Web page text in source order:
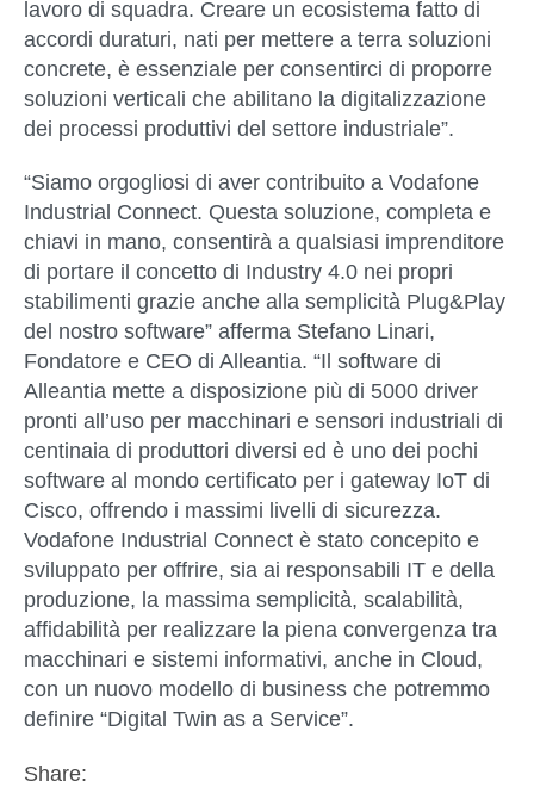
lavoro di squadra. Creare un ecosistema fatto di
accordi duraturi, nati per mettere a terra soluzioni
concrete, è essenziale per consentirci di proporre
soluzioni verticali che abilitano la digitalizzazione
dei processi produttivi del settore industriale”.
“Siamo orgogliosi di aver contribuito a Vodafone
Industrial Connect. Questa soluzione, completa e
chiavi in mano, consentirà a qualsiasi imprenditore
di portare il concetto di Industry 4.0 nei propri
stabilimenti grazie anche alla semplicità Plug&Play
del nostro software” afferma Stefano Linari,
Fondatore e CEO di Alleantia. “Il software di
Alleantia mette a disposizione più di 5000 driver
pronti all’uso per macchinari e sensori industriali di
centinaia di produttori diversi ed è uno dei pochi
software al mondo certificato per i gateway IoT di
Cisco, offrendo i massimi livelli di sicurezza.
Vodafone Industrial Connect è stato concepito e
sviluppato per offrire, sia ai responsabili IT e della
produzione, la massima semplicità, scalabilità,
affidabilità per realizzare la piena convergenza tra
macchinari e sistemi informativi, anche in Cloud,
con un nuovo modello di business che potremmo
definire “Digital Twin as a Service”.
Share: